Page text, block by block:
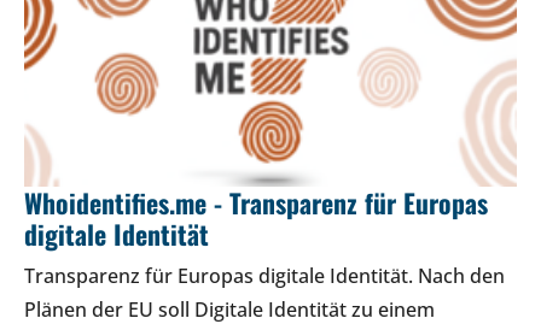
Whoidentifies.me - Transparenz für Europas
digitale Identität
Transparenz für Europas digitale Identität. Nach den
Plänen der EU soll Digitale Identität zu einem